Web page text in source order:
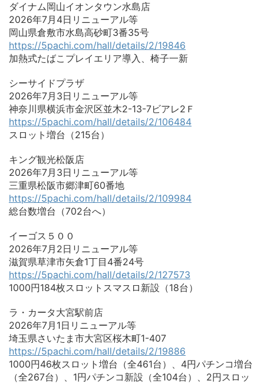
ダイナム岡山イオンタウン水島店
2026年7月4日リニューアル等
岡山県倉敷市水島高砂町3番35号
https://5pachi.com/hall/details/2/19846
加熱式たばこプレイエリア導入、椅子一新
シーサイドプラザ
2026年7月3日リニューアル等
神奈川県横浜市金沢区並木2-13-7ビアレ2Ｆ
https://5pachi.com/hall/details/2/106484
スロット増台（215台）
キング観光松阪店
2026年7月3日リニューアル等
三重県松阪市郷津町60番地
https://5pachi.com/hall/details/2/109984
総台数増台（702台へ）
イーゴス５００
2026年7月2日リニューアル等
滋賀県草津市矢倉1丁目4番24号
https://5pachi.com/hall/details/2/127573
1000円184枚スロットスマスロ新設（18台）
ラ・カータ大宮駅前店
2026年7月1日リニューアル等
埼玉県さいたま市大宮区桜木町1-407
https://5pachi.com/hall/details/2/19886
1000円46枚スロット増台（全461台）、4円パチンコ増台
（全267台）、1円パチンコ新設（全104台）、2円スロッ